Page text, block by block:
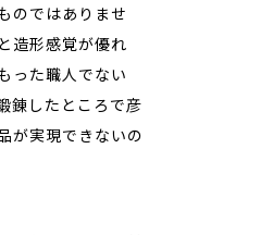
のではありませ
造形感覚が優れ
った職人でない
錬したところで彦
が実現できないの